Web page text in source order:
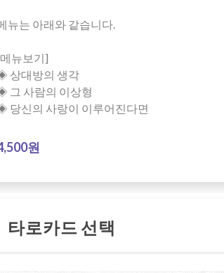
뉴는 아래와 같습니다.
뉴보기]
상대방의 생각
그 사람의 이상형
당신의 사랑이 이루어진다면
원
타로카드 선택